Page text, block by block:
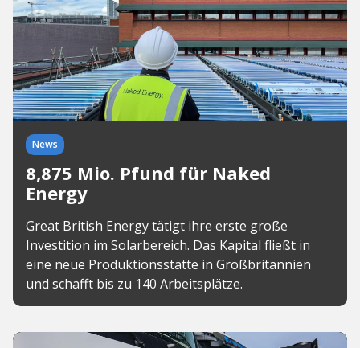
News
8,875 Mio. Pfund für Naked
Energy
Great British Energy tätigt ihre erste große
Investition im Solarbereich. Das Kapital fließt in
eine neue Produktionsstätte in Großbritannien
und schafft bis zu 140 Arbeitsplätze.